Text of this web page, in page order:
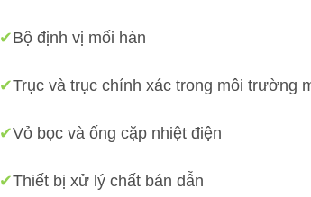
✔Bộ định vị mối hàn
✔Trục và trục chính xác trong môi trường
✔Vỏ bọc và ống cặp nhiệt điện
✔Thiết bị xử lý chất bán dẫn